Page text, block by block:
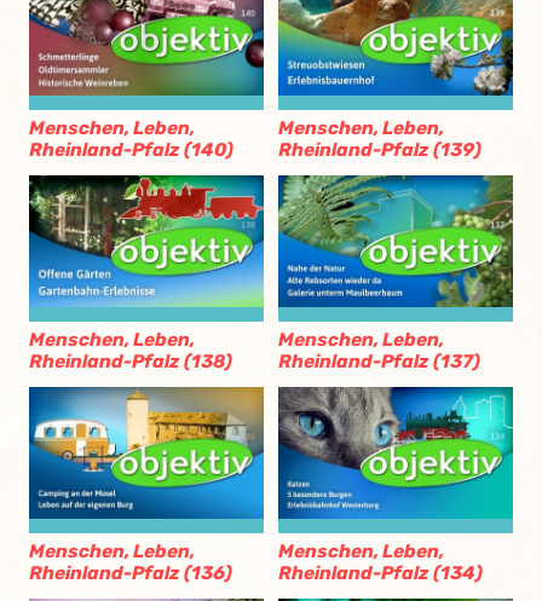
Menschen, Leben,
Rheinland-Pfalz (140)
Menschen, Leben,
Rheinland-Pfalz (139)
Menschen, Leben,
Rheinland-Pfalz (138)
Menschen, Leben,
Rheinland-Pfalz (137)
Menschen, Leben,
Rheinland-Pfalz (136)
Menschen, Leben,
Rheinland-Pfalz (134)